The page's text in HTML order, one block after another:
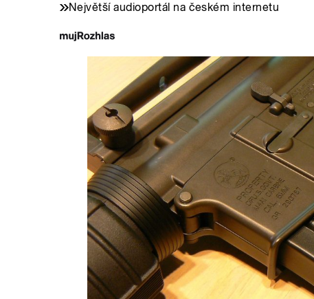
Největší audioportál na českém internetu